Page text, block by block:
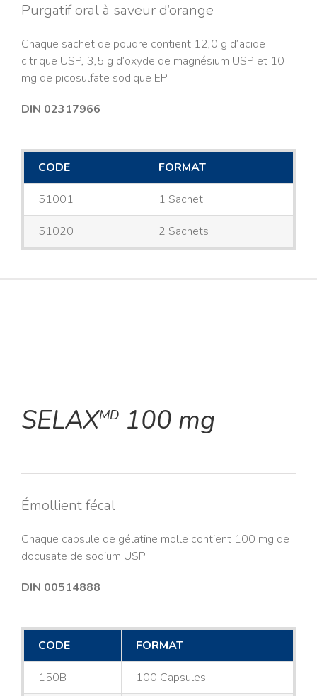
Purgatif oral à saveur d’orange
Chaque sachet de poudre contient 12,0 g d’acide
citrique USP, 3,5 g d’oxyde de magnésium USP et 10
mg de picosulfate sodique EP.
DIN 02317966
CODE FORMAT
51001 1 Sachet
51020 2 Sachets
SELAXMD 100 mg
Émollient fécal
Chaque capsule de gélatine molle contient 100 mg de
docusate de sodium USP.
DIN 00514888
CODE FORMAT
150B 100 Capsules